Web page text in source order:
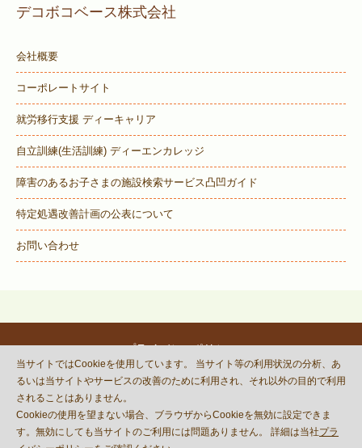
デコボコベース株式会社
会社概要
コーポレートサイト
就労移行支援 ディーキャリア
自立訓練(生活訓練) ディーエンカレッジ
障害のあるお子さまの施設検索サービス凸凹ガイド
特定処遇改善計画の公表について
お問い合わせ
プライバシーポリシー
© DECOBOCO BASE Co.,Ltd.
and Terms of Serviceapply.
当サイトではCookieを使用しています。 当サイト等の利用状況の分析、あ
るいは当サイトやサービスの改善のために利用され、それ以外の目的で利用
されることはありません。
Cookieの使用を望まない場合、ブラウザからCookieを無効に設定できま
す。無効にしても当サイトのご利用には問題ありません。 詳細は当社プラ